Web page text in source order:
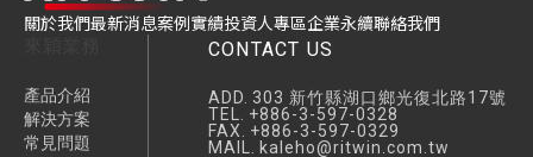
關於我們最新消息案例實績投資人專區企業永續聯絡我們
產品介紹
解決方案
常見問題
CONTACT US
ADD. 303 新竹縣湖口鄉光復北路17號
TEL.
+886-3-597-0328
FAX.
+886-3-597-0329
MAIL.
kaleho@ritwin.com.tw